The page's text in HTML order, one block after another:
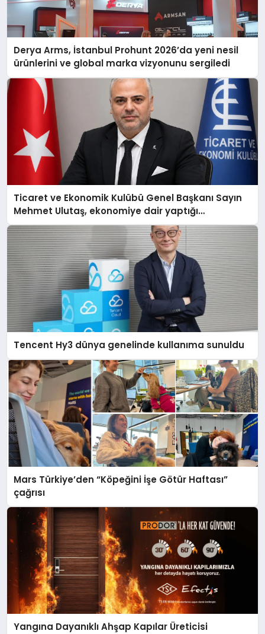
Derya Arms, İstanbul Prohunt 2026’da yeni nesil
ürünlerini ve global marka vizyonunu sergiledi
Ticaret ve Ekonomik Kulübü Genel Başkanı Sayın
Mehmet Ulutaş, ekonomiye dair yaptığı
açıklamada şunları kaydetti:
Tencent Hy3 dünya genelinde kullanıma sunuldu
Mars Türkiye’den “Köpeğini İşe Götür Haftası”
çağrısı
Yangına Dayanıklı Ahşap Kapılar Üreticisi